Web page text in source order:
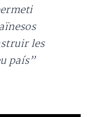
les
país”